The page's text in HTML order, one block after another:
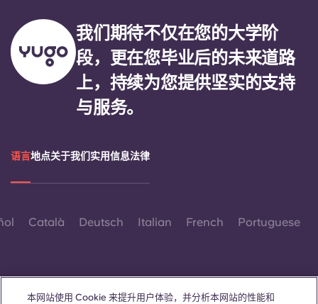
我们期待不仅在您的大学阶
段，更在您毕业后的未来道路
上，持续为您提供坚实的支持
与服务。
语言地点关于我们实用信息法律
Català Deutsch Italian French Portuguese
本网站使用 Cookie 来提升用户体验，并分析本网站的性能和